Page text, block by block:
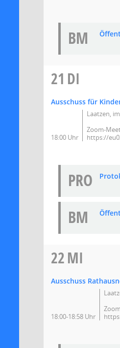
BM
21 DI
Ausschuss für
18:00 Uhr
Laatzen,
Zoom-
https://
PRO
BM
22MI
Ausschuss
18:00-18:58 Uhr